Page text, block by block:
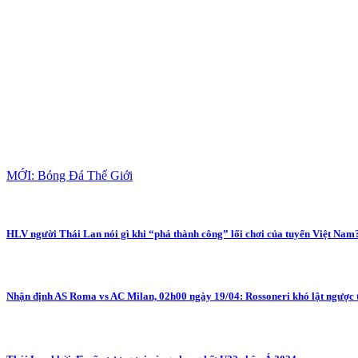
MỚI: Bóng Đá Thế Giới
HLV người Thái Lan nói gì khi “phá thành công” lối chơi của tuyển Việt
Nhận định AS Roma vs AC Milan, 02h00 ngày 19/04: Rossoneri khó lật ngược